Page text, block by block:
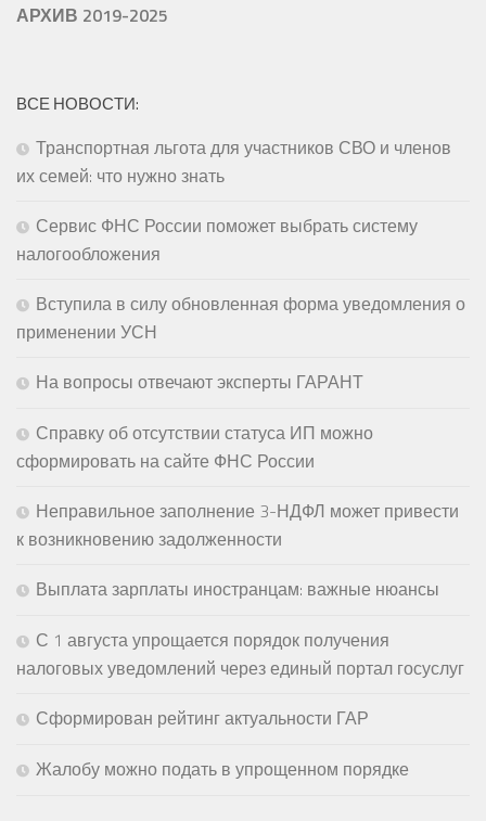
АРХИВ 2019-2025
ВСЕ НОВОСТИ:
Транспортная льгота для участников СВО и членов
их семей: что нужно знать
Сервис ФНС России поможет выбрать систему
налогообложения
Вступила в силу обновленная форма уведомления о
применении УСН
На вопросы отвечают эксперты ГАРАНТ
Справку об отсутствии статуса ИП можно
сформировать на сайте ФНС России
Неправильное заполнение 3-НДФЛ может привести
к возникновению задолженности
Выплата зарплаты иностранцам: важные нюансы
С 1 августа упрощается порядок получения
налоговых уведомлений через единый портал госуслуг
Сформирован рейтинг актуальности ГАР
Жалобу можно подать в упрощенном порядке